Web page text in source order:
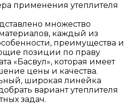
применения утеплителя
множество
каждый из
преимущества и
позиции по праву
«Басвул», которая имеет
цены и качества.
широкая линейка
вариант утеплителя
задач.